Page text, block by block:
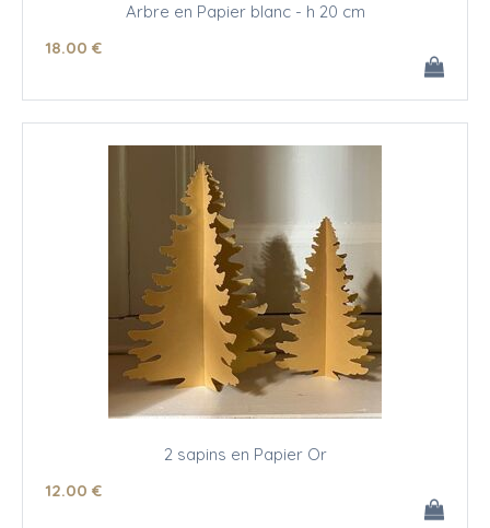
Arbre en Papier blanc - h 20 cm
18.00 €
2 sapins en Papier Or
12.00 €